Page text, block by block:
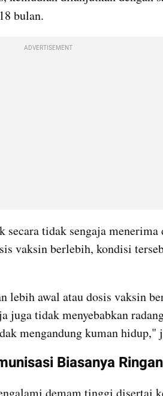
bulan.
ADVERTISEMENT
secara tidak sengaja menerima
vaksin berlebih, kondisi
lebih awal atau dosis vaksin
juga tidak menyebabkan
mengandung kuman hidup,"
Biasanya Ringan